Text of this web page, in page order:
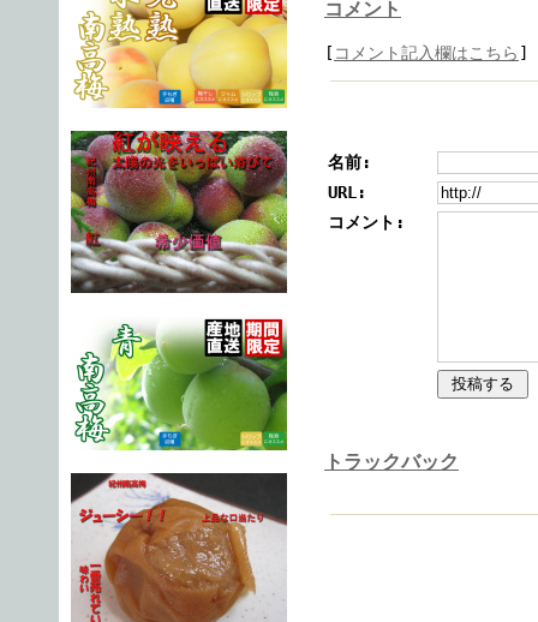
コメント
[ コメント記入欄はこちら ]
名前:
URL:
コメント:
トラックバック